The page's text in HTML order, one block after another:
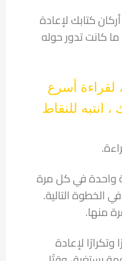
كتابك لإعادة
كانت تدور حوله
لقراءة أسرع
انتبه للنقاط
واحدة في كل مرة
الخطوة التالية.
منها.
وتكرارًا لإعادة